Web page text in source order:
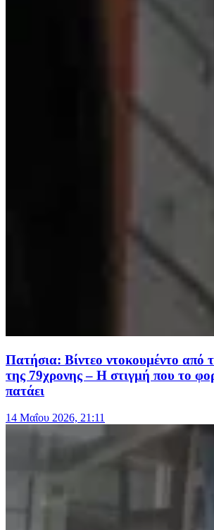
Πατήσια: Βίντεο ντοκουμέντο από
της 79χρονης – Η στιγμή που το
πατάει
14 Μαΐου 2026, 21:11